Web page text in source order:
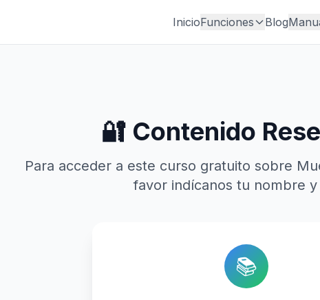
InicioFunciones Blog
🔐 Contenido
Para acceder a este curso gratuito sobre
favor indícanos tu nombre y
📚